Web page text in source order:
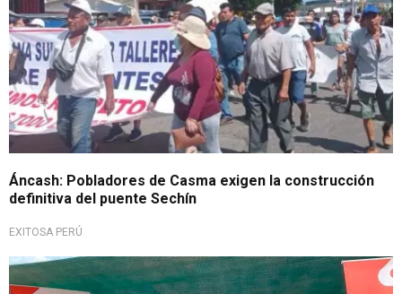
Áncash: Pobladores de Casma exigen la construcción
definitiva del puente Sechín
EXITOSA PERÚ
Hacen llamado a autoridades y empresas privada